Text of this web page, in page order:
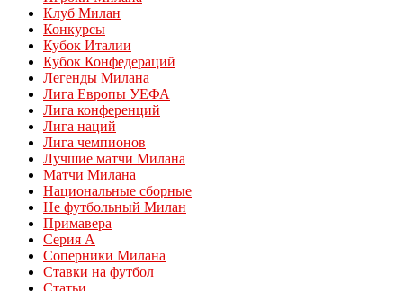
Клуб Милан
Конкурсы
Кубок Италии
Кубок Конфедераций
Легенды Милана
Лига Европы УЕФА
Лига конференций
Лига наций
Лига чемпионов
Лучшие матчи Милана
Матчи Милана
Национальные сборные
Не футбольный Милан
Примавера
Серия А
Соперники Милана
Ставки на футбол
Статьи